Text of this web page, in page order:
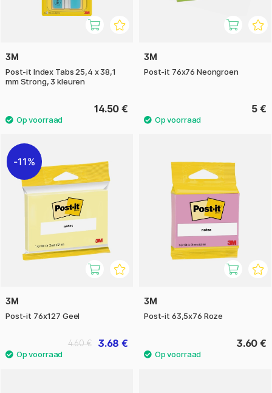
3M
Post-it Index Tabs 25,4 x 38,1
mm Strong, 3 kleuren
14.50 €
3M
Post-it 76x76 Neongroen
5 €
11%
3M
Post-it 76x127 Geel
3.68 €
4.60 €
3M
Post-it 63,5x76 Roze
3.60 €